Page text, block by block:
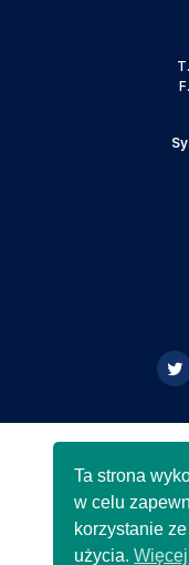
T.
F.
Copyright
Ta strona
w celu
korzystanie
użycia.Więcej